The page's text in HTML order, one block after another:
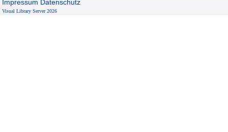
Impressum Datenschutz
Visual Library Server 2026